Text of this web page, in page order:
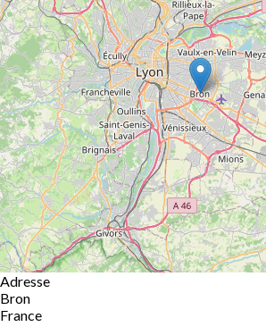
Adresse
Bron
France